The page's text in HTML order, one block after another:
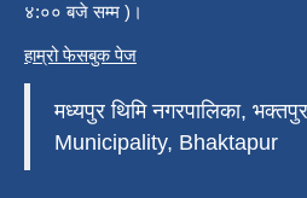
४:०० बजे सम्म )।
हाम्रो फेसबुक पेज
मध्यपुर थिमि नगरपालिका,
Municipality, Bhaktapur